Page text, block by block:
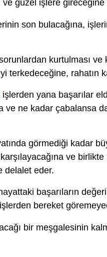
güzel işlere
son bulacağına,
sorunlardan kurtulması
terkedeceğine, rahatın
işlerden yana başarılar
ve ne kadar çabalansa
görmediği kadar
ve
delalet eder.
başarıların
işlerden bereket
bir meşgalesinin